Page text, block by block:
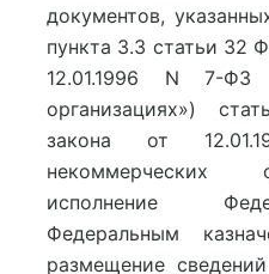
документов,
пункта 3.3 статьи 32
12.01.1996 N 7-ФЗ
организациях»)
закона от
некоммерческих
исполнение
Федеральным
размещение